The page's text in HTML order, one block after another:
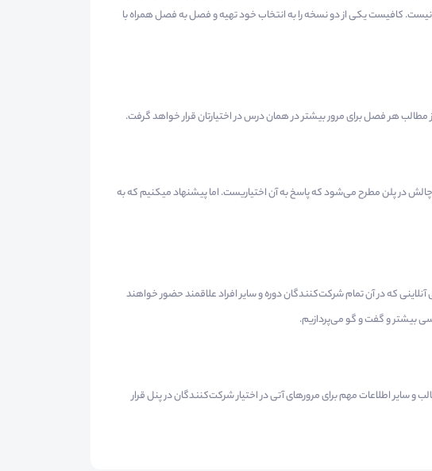
کافیست یکی از دو نسخه را به انتخاب خود تهیه و فصل به فصل همراه با
هر فصل برای مرور بیشتر در همان درس در اختیارتان قرار خواهد گرفت.
در پلن مطرح می‌شود که پاسخ به آن اختیاریست. اما پیشنهاد میکنیم که به
که در آن تمام شرکت‌کنندگان دوره و سایر افراد علاقمند حضور خواهند
بیشتر و گفت و گو می‌پردازیم.
سایر اطلاعات مهم برای مرور‌های آتی در اختیار شرکت‌کنندگان در پنل قرار